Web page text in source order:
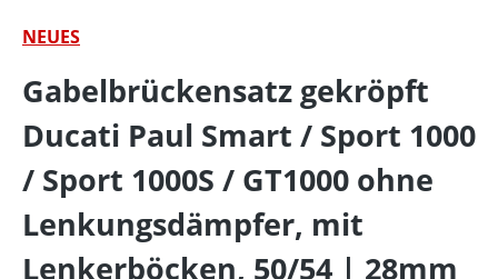
NEUES
Gabelbrückensatz gekröpft
Ducati Paul Smart / Sport 1000
/ Sport 1000S / GT1000 ohne
Lenkungsdämpfer, mit
Lenkerböcken, 50/54 | 28mm